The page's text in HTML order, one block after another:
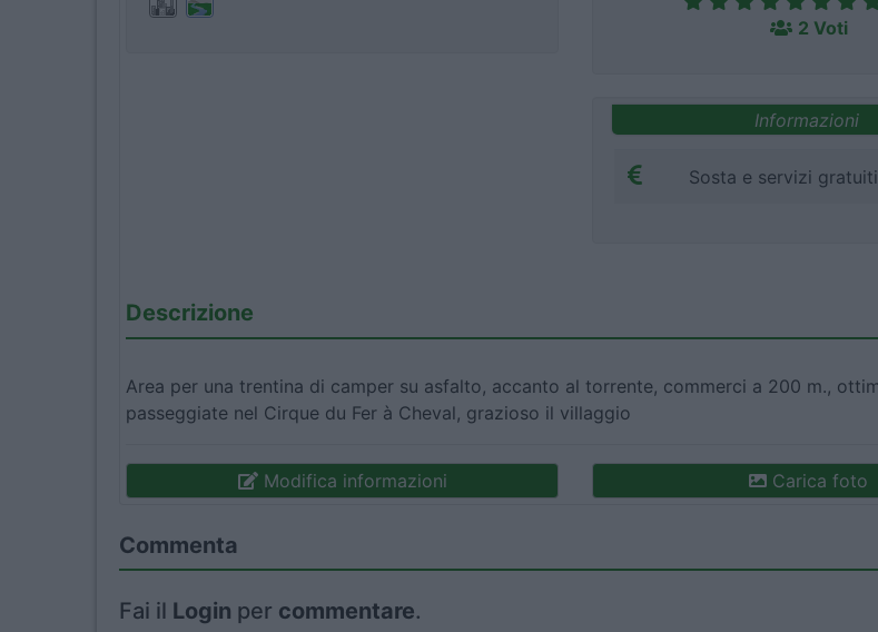
2 Voti
Informazioni
Sosta e servizi gratuiti
Descrizione
Area per una trentina di camper su asfalto, accanto al torrente, commerci a 200 m.,
passeggiate nel Cirque du Fer à Cheval, grazioso il villaggio
Modifica informazioni Carica foto
Commenta
Fai il Login per commentare.